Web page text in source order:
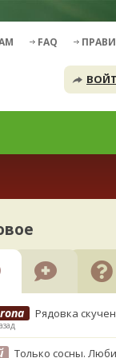
FAQ
Рядовка
Только сосны.